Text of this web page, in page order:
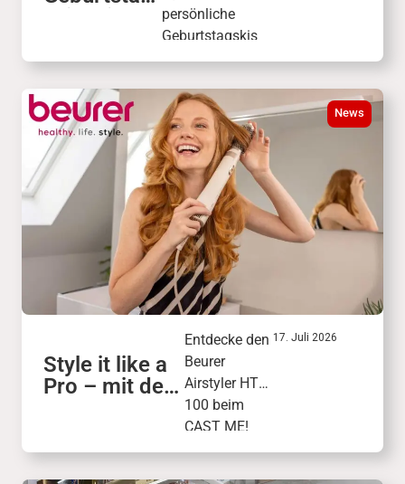
KinderWelt
persönliche
Geburtstagskis
te mit
nken
zusammen.
Freunde und
Familie wählen
daraus das
passende
Geschenk.
News
Style it like a
Pro – mit dem
100
Entdecke den
Beurer
Airstyler HT
100 beim
CAST ME!
Finale am 26.
17. Juli 2026